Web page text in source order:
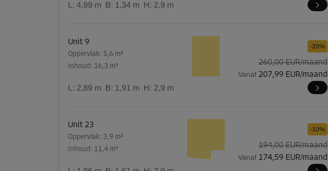
L: 4,99 m B: 1,34 m H: 2,9 m
Unit 9
Oppervlak: 5,6 m²
Inhoud: 16,3 m³
L: 2,89 m B: 1,91 m H: 2,9 m
-20%
260,00 EUR/maand
Vanaf 207,99 EUR/maand
Unit 23
Oppervlak: 3,9 m²
Inhoud: 11,4 m³
-10%
194,00 EUR/maand
Vanaf 174,59 EUR/maand